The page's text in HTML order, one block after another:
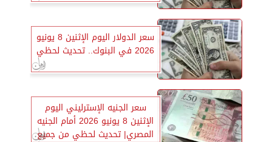
سعر الدولار اليوم الإثنين 8 يونيو
2026 في البنوك.. تحديث لحظي
سعر الجنيه الإسترليني اليوم
الإثنين 8 يونيو 2026 أمام الجنيه
المصري| تحديث لحظي من جميع